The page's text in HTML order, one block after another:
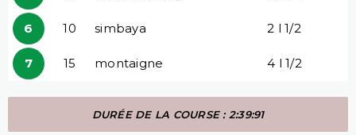
6 10 simbaya 2 l 1/2
7 15 montaigne 4 l 1/2
DURÉE DE LA COURSE : 2:39:91